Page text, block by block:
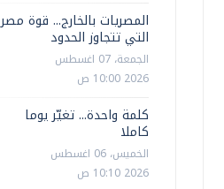
المصريات بالخارج... قوة مصر
التي تتجاوز الحدود
الجمعة، 07 اغسطس
2026 10:00 ص
كلمة واحدة... تغيّر يوما
كاملا
الخميس، 06 اغسطس
2026 10:10 ص